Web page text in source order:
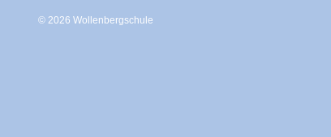
© 2026 Wollenbergschule